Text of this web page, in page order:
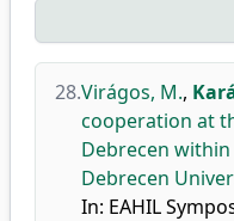
28.Virágos, M.,
cooperation at
Debrecen
Debrecen
In: EAHIL